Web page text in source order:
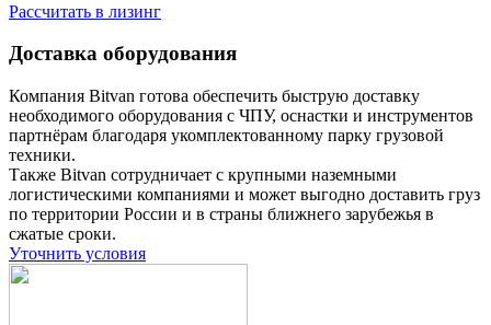
Рассчитать в лизинг
Доставка оборудования
Компания Bitvan готова обеспечить быструю доставку
необходимого оборудования с ЧПУ, оснастки и инструментов
партнёрам благодаря укомплектованному парку грузовой
техники.
Также Bitvan сотрудничает с крупными наземными
логистическими компаниями и может выгодно доставить груз
по территории России и в страны ближнего зарубежья в
сжатые сроки.
Уточнить условия